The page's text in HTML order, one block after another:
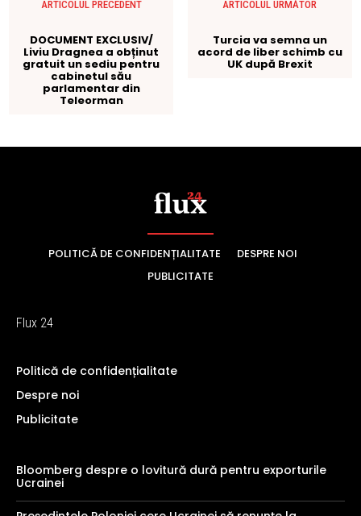
POLITICĂ DE CONFIDENȚIALITATE
DESPRE NOI
PUBLICITATE
Flux 24
Politică de confidențialitate
Despre noi
Publicitate
Bloomberg despre o lovitură dură pentru exporturile
Ucrainei